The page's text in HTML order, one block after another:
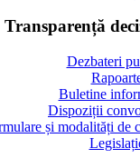
Transparență
Dezbateri
Buletine
Dispoziții
și modalități de